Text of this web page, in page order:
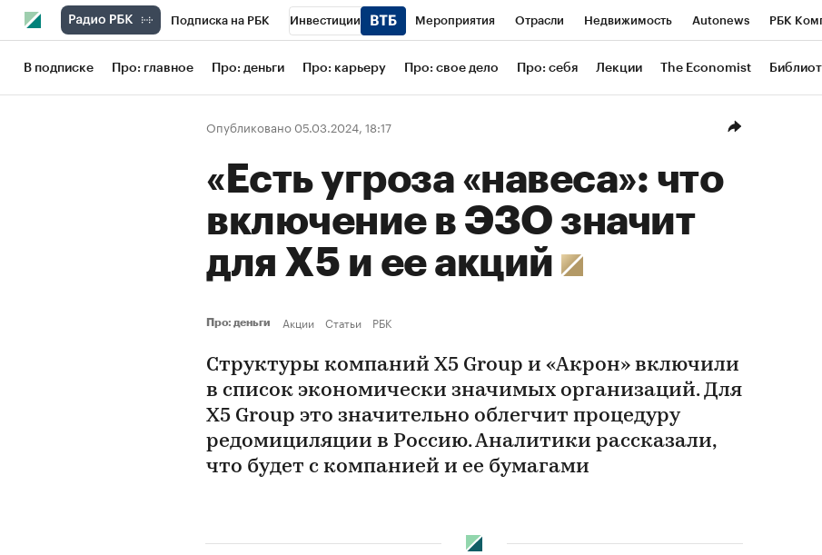
Подписка на РБК Инвестиции Мероприятия Отрасли Недвижимость Autonews РБК
Школа управления РБК РБК Образование РБК Life Тренды Визионеры
Рынок наличной валюты
В подписке Про: главное Про: деньги Про: карьеру Про: свое дело Про: себя Лекции The Economist
Опубликовано 05.03.2024, 18:17
«Есть угроза «навеса»: что
включение в ЭЗО значит
для X5 и ее акций
Про: деньги Акции Статьи РБК
Структуры компаний X5 Group и «Акрон» включили
в список экономически значимых организаций. Для
X5 Group это значительно облегчит процедуру
редомициляции в Россию. Аналитики рассказали,
что будет с компанией и ее бумагами